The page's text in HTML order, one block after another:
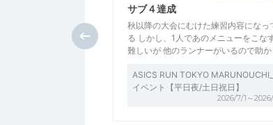
サブ４達成
秋以降の大会にむけた練習内容になっ
る しかし、1人であのメニューをこな
難しいが 他のランナーがいるので助
ASICS RUN TOKYO
イベント【平日夜/土日祝日】
2026/7/1～